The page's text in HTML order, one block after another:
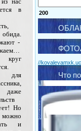
в
-
для
даже
Но
и
200
//
Что